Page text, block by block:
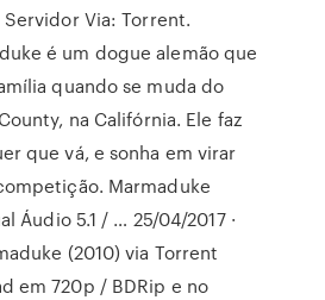
Via: Torrent.
é um dogue alemão que
quando se muda do
na Califórnia. Ele faz
que vá, e sonha em virar
Marmaduke
Áudio 5.1 / … 25/04/2017 ·
(2010) via Torrent
em 720p / BDRip e no